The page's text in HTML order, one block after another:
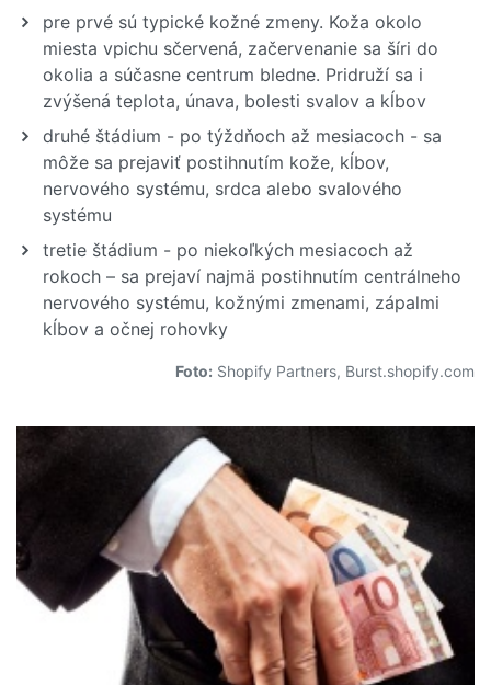
pre prvé sú typické kožné zmeny. Koža okolo
miesta vpichu sčervená, začervenanie sa šíri do
okolia a súčasne centrum bledne. Pridruží sa i
zvýšená teplota, únava, bolesti svalov a kĺbov
druhé štádium - po týždňoch až mesiacoch - sa
môže sa prejaviť postihnutím kože, kĺbov,
nervového systému, srdca alebo svalového
systému
tretie štádium - po niekoľkých mesiacoch až
rokoch – sa prejaví najmä postihnutím centrálneho
nervového systému, kožnými zmenami, zápalmi
kĺbov a očnej rohovky
Foto: Shopify Partners, Burst.shopify.com